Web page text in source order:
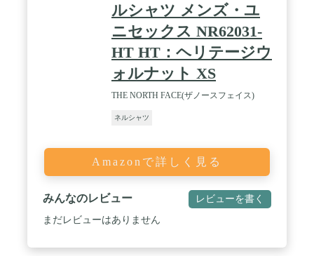
ルシャツ メンズ・ユ
ニセックス NR62031-
HT HT：ヘリテージウ
ォルナット XS
THE NORTH FACE(ザノースフェイス)
ネルシャツ
Amazonで詳しく見る
みんなのレビュー レビューを書く
まだレビューはありません